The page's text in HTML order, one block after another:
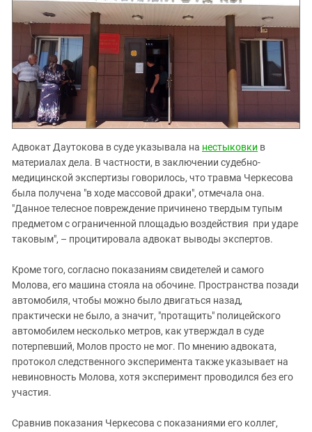
Адвокат Даутокова в суде указывала на нестыковки в
материалах дела. В частности, в заключении судебно-
медицинской экспертизы говорилось, что травма Черкесова
была получена "в ходе массовой драки", отмечала она.
"Данное телесное повреждение причинено твердым тупым
предметом с ограниченной площадью воздействия при ударе
таковым", – процитировала адвокат выводы экспертов.
Кроме того, согласно показаниям свидетелей и самого
Молова, его машина стояла на обочине. Пространства позади
автомобиля, чтобы можно было двигаться назад,
практически не было, а значит, "протащить" полицейского
автомобилем несколько метров, как утверждал в суде
потерпевший, Молов просто не мог. По мнению адвоката,
протокол следственного эксперимента также указывает на
невиновность Молова, хотя эксперимент проводился без его
участия.
Сравнив показания Черкесова с показаниями его коллег,